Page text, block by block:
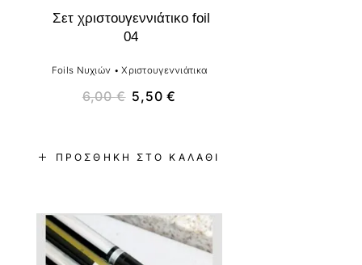
ΠΡΟΣΘΉΚΗ ΣΤΟ ΚΑΛΆΘΙ
Σετ χριστουγεννιάτικο foil
04
Foils Νυχιών •Χριστουγεννιάτικα
6,00€ 5,50€